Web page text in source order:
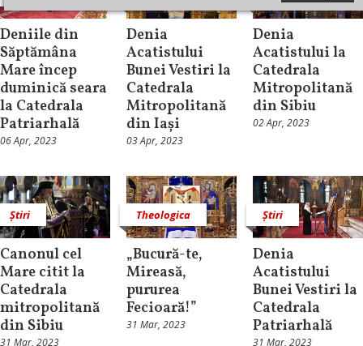
Deniile din
Săptămâna
Mare încep
duminică seara
la Catedrala
Patriarhală
06 Apr, 2023
Denia
Acatistului
Bunei Vestiri la
Catedrala
Mitropolitană
din Iași
03 Apr, 2023
Denia
Acatistului la
Catedrala
Mitropolitană
din Sibiu
02 Apr, 2023
Știri
Canonul cel
Mare citit la
Catedrala
mitropolitană
din Sibiu
31 Mar, 2023
Theologica
„Bucură-te,
Mireasă,
pururea
Fecioară!”
31 Mar, 2023
Știri
Denia
Acatistului
Bunei Vestiri la
Catedrala
Patriarhală
31 Mar, 2023